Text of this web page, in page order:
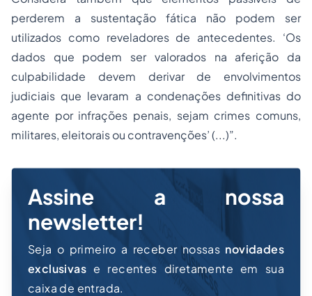
perderem a sustentação fática não podem ser
utilizados como reveladores de antecedentes. ‘Os
dados que podem ser valorados na aferição da
culpabilidade devem derivar de envolvimentos
judiciais que levaram a condenações definitivas do
agente por infrações penais, sejam crimes comuns,
militares, eleitorais ou contravenções’ (...)”.
Assine a nossa
newsletter!
Seja o primeiro a receber nossas novidades
exclusivas e recentes diretamente em sua
caixa de entrada.